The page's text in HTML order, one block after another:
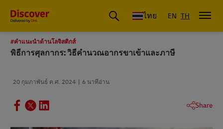
ดีเอชแอล ประเทศไทย ไทย EN TH
#คําแนะนําด้านโลจิสติกส์
พิธีการศุลกากร: วิธีคํานวณอากรขาเข้าและภาษี
20 กุมภาพันธ์ ค.ศ. 2024 6 นาทีอ่าน
Share